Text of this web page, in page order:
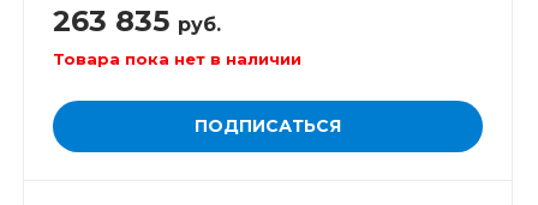
263 835 руб.
Товара пока нет в наличии
ПОДПИСАТЬСЯ